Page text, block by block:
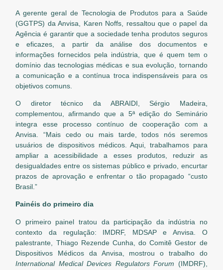
A gerente geral de Tecnologia de Produtos para a Saúde
(GGTPS) da Anvisa, Karen Noffs, ressaltou que o papel da
Agência é garantir que a sociedade tenha produtos seguros
e eficazes, a partir da análise dos documentos e
informações fornecidos pela indústria, que é quem tem o
domínio das tecnologias médicas e sua evolução, tornando
a comunicação e a contínua troca indispensáveis para os
objetivos comuns.
O diretor técnico da ABRAIDI, Sérgio Madeira,
complementou, afirmando que a 5ª edição do Seminário
integra esse processo contínuo de cooperação com a
Anvisa. “Mais cedo ou mais tarde, todos nós seremos
usuários de dispositivos médicos. Aqui, trabalhamos para
ampliar a acessibilidade a esses produtos, reduzir as
desigualdades entre os sistemas público e privado, encurtar
prazos de aprovação e enfrentar o tão propagado “custo
Brasil.”
Painéis do primeiro dia
O primeiro painel tratou da participação da indústria no
contexto da regulação: IMDRF, MDSAP e Anvisa. O
palestrante, Thiago Rezende Cunha, do Comitê Gestor de
Dispositivos Médicos da Anvisa, mostrou o trabalho do
International Medical Devices Regulators Forum (IMDRF),